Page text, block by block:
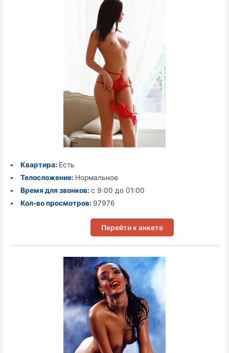
Квартира: Есть
Телосложение: Нормальное
Время для звонков: с 9:00 до 01:00
Кол-во просмотров: 97976
Перейти к анкете